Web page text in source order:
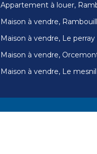
Appartement à louer,
Maison à vendre,
Maison à vendre, Le
Maison à vendre,
Maison à vendre, Le